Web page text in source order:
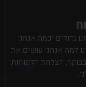
גדולים וכמה אנחנו
למה אנחנו עושים את
הצלחת הלקוחות